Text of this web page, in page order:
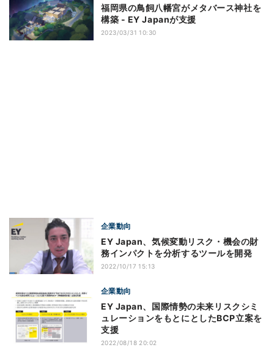
福岡県の鳥飼八幡宮がメタバース神社を
構築 - EY Japanが支援
2023/03/31 10:30
企業動向
EY Japan、気候変動リスク・機会の財
務インパクトを分析するツールを開発
2022/10/17 15:13
企業動向
EY Japan、国際情勢の未来リスクシミ
ュレーションをもとにとしたBCP立案を
支援
2022/08/18 20:02